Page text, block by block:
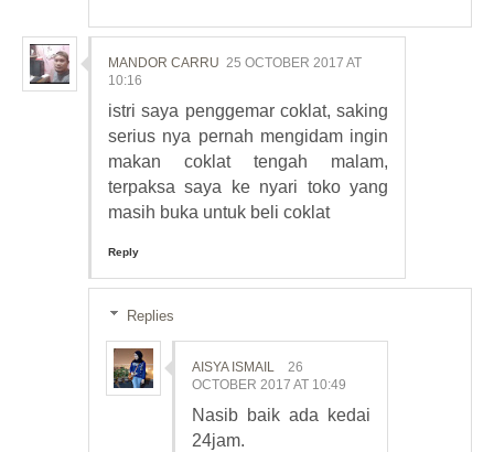
MANDOR CARRU 25 OCTOBER 2017 AT
10:16
istri saya penggemar coklat, saking
serius nya pernah mengidam ingin
makan coklat tengah malam,
terpaksa saya ke nyari toko yang
masih buka untuk beli coklat
Reply
Replies
AISYA ISMAIL
26
OCTOBER 2017 AT 10:49
Nasib baik ada kedai
24jam.